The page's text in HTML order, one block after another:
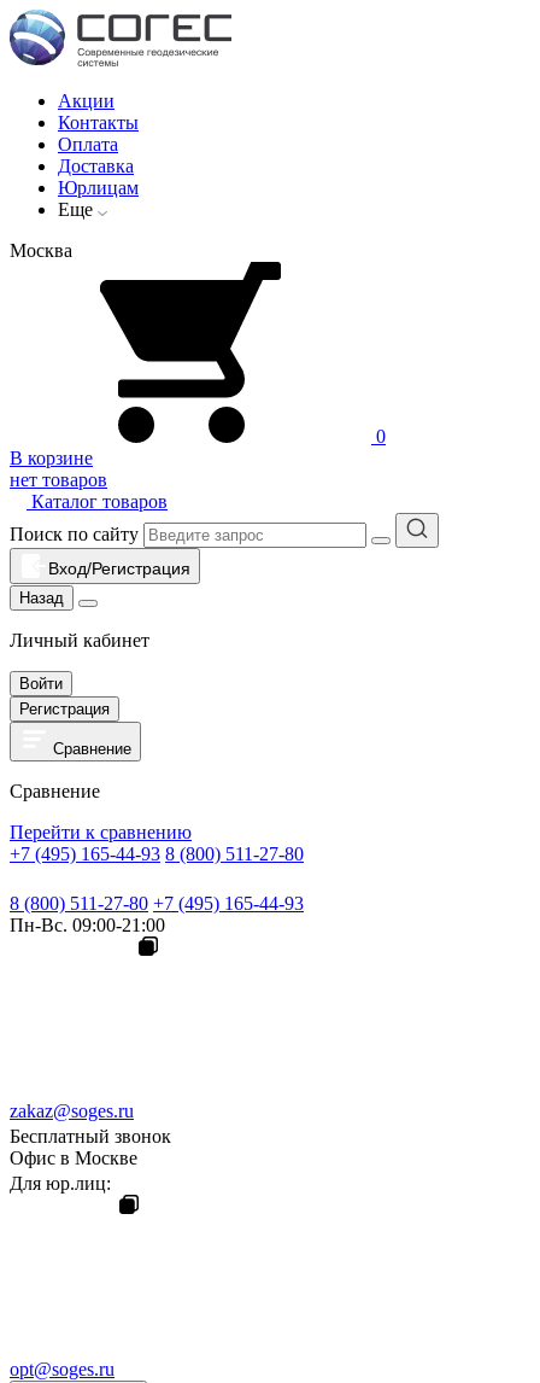
Акции
Контакты
Оплата
Доставка
Юрлицам
Еще
Москва
0
В корзине
нет товаров
Каталог товаров
Поиск по сайту
Вход/Регистрация
Назад
Личный кабинет
Войти
Регистрация
Сравнение
Сравнение
Перейти к сравнению
+7 (495) 165-44-93 8 (800) 511-27-80
8 (800) 511-27-80 +7 (495) 165-44-93
Пн-Вс. 09:00-21:00
zakaz@soges.ru
Бесплатный звонок
Офис в Москве
Для юр.лиц:
opt@soges.ru